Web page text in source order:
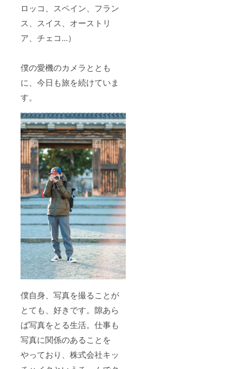
ロッコ、スペイン、フラン
ス、スイス、オーストリ
ア、チェコ...）
僕の愛機のカメラととも
に、今日も旅を続けていま
す。
僕自身、写真を撮ることが
とても、好きです。隙あら
ば写真をとる生活。仕事も
写真に関係のあることを
やっており、株式会社キッ